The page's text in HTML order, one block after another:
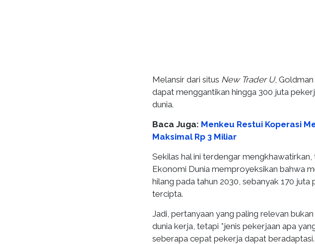
Melansir dari situs New Trader U,
dapat menggantikan hingga 300 juta
dunia.
Baca Juga: Menkeu Restui Koperasi
Maksimal Rp 3 Miliar
Sekilas hal ini terdengar
Ekonomi Dunia memproyeksikan bahwa
hilang pada tahun 2030, sebanyak 170 juta
tercipta.
Jadi, pertanyaan yang paling relevan
dunia kerja, tetapi *jenis pekerjaan apa
seberapa cepat pekerja dapat beradaptasi.